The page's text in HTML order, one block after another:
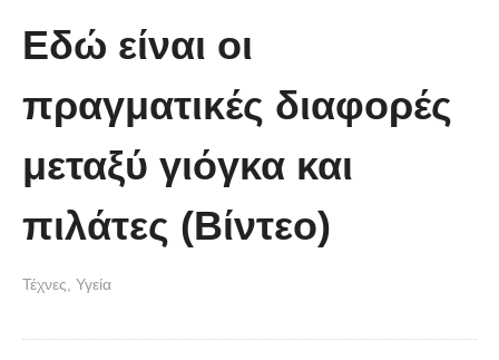
το βρασμένο νερό!
Εδώ είναι οι
πραγματικές διαφορές
μεταξύ γιόγκα και
πιλάτες (Βίντεο)
Τέχνες Υγεία